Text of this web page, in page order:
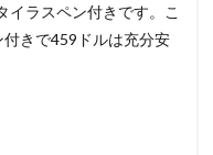
イラスペン付きです。こ
きで459ドルは充分安